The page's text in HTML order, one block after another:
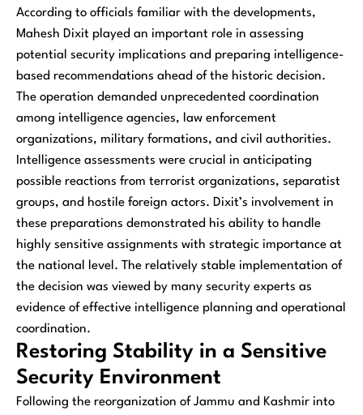
According to officials familiar with the developments,
Mahesh Dixit played an important role in assessing
potential security implications and preparing intelligence-
based recommendations ahead of the historic decision.
The operation demanded unprecedented coordination
among intelligence agencies, law enforcement
organizations, military formations, and civil authorities.
Intelligence assessments were crucial in anticipating
possible reactions from terrorist organizations, separatist
groups, and hostile foreign actors. Dixit’s involvement in
these preparations demonstrated his ability to handle
highly sensitive assignments with strategic importance at
the national level. The relatively stable implementation of
the decision was viewed by many security experts as
evidence of effective intelligence planning and operational
coordination.
Restoring Stability in a Sensitive
Security Environment
Following the reorganization of Jammu and Kashmir into